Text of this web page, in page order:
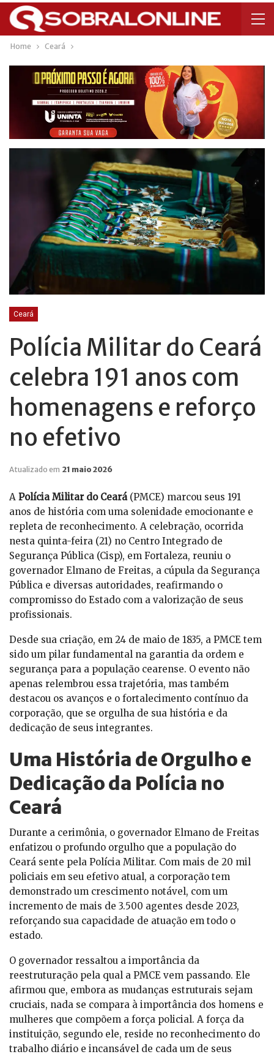
Home Ceará
Ceará
Polícia Militar do Ceará
celebra 191 anos com
homenagens e reforço
no efetivo
Atualizado em 21 maio 2026
A Polícia Militar do Ceará(PMCE) marcou seus 191
anos de história com uma solenidade emocionante e
repleta de reconhecimento. A celebração, ocorrida
nesta quinta-feira (21) no Centro Integrado de
Segurança Pública (Cisp), em Fortaleza, reuniu o
governador Elmano de Freitas, a cúpula da Segurança
Pública e diversas autoridades, reafirmando o
compromisso do Estado com a valorização de seus
profissionais.
Desde sua criação, em 24 de maio de 1835, a PMCE tem
sido um pilar fundamental na garantia da ordem e
segurança para a população cearense. O evento não
apenas relembrou essa trajetória, mas também
destacou os avanços e o fortalecimento contínuo da
corporação, que se orgulha de sua história e da
dedicação de seus integrantes.
Uma História de Orgulho e
Dedicação da Polícia no
Ceará
Durante a cerimônia, o governador Elmano de Freitas
enfatizou o profundo orgulho que a população do
Ceará sente pela Polícia Militar. Com mais de 20 mil
policiais em seu efetivo atual, a corporação tem
demonstrado um crescimento notável, com um
incremento de mais de 3.500 agentes desde 2023,
reforçando sua capacidade de atuação em todo o
estado.
O governador ressaltou a importância da
reestruturação pela qual a PMCE vem passando. Ele
afirmou que, embora as mudanças estruturais sejam
cruciais, nada se compara à importância dos homens e
mulheres que compõem a força policial. A força da
instituição, segundo ele, reside no reconhecimento do
trabalho diário e incansável de cada um de seus